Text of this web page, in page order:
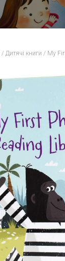
/ Дитячі книги / My